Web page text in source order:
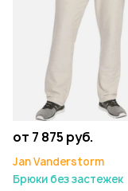
от 7 875 руб.
Jan Vanderstorm
Брюки без застежек